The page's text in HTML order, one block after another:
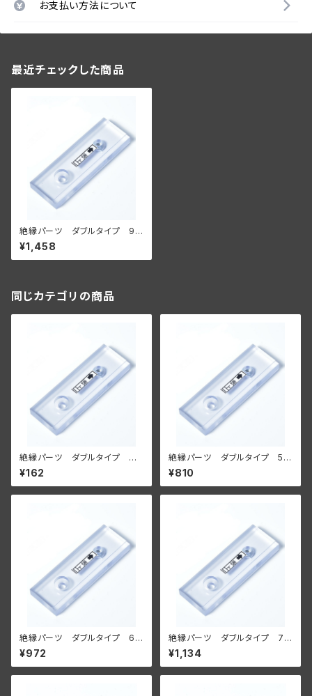
お支払い方法について
最近チェックした商品
絶縁パーツ ダブルタイプ 9
個セット【壁面に付ける場合】
¥1,458
同じカテゴリの商品
絶縁パーツ ダブルタイプ 単
品【壁面に付ける場合】
¥162
絶縁パーツ ダブルタイプ 5個
セット【壁面に付ける場合】
¥810
絶縁パーツ ダブルタイプ 6
個セット【壁面に付ける場合】
¥972
絶縁パーツ ダブルタイプ 7
個セット【壁面に付ける場合】
¥1,134